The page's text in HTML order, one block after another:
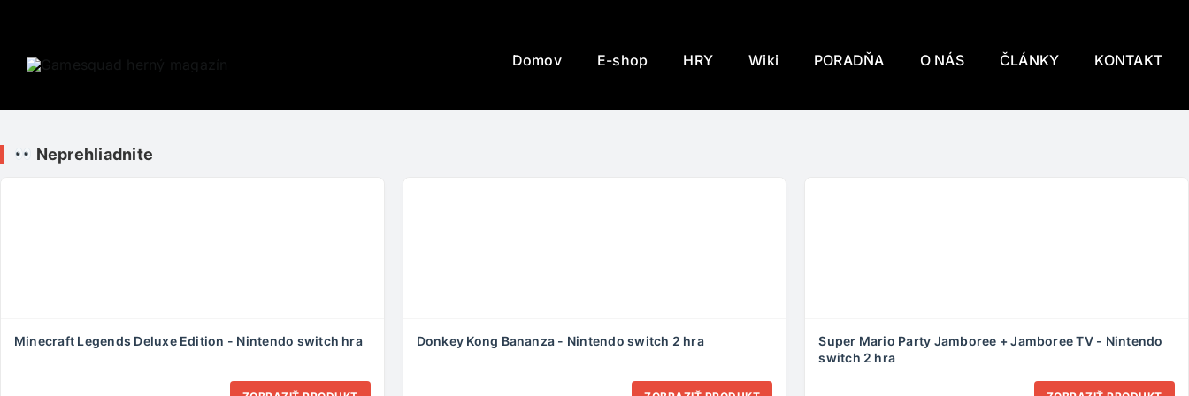
content
Domov E-shop HRY Wiki PORADŇA O NÁS ČLÁNKY KONTAKT
Neprehliadnite
Minecraft Legends Deluxe Edition - Nintendo switch hra Donkey Kong Bananza - Nintendo switch 2 hra
Super Mario Party Jamboree + Jamboree TV - Nintendo
switch 2 hra